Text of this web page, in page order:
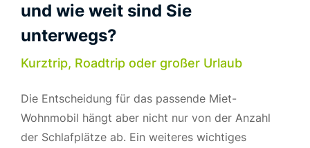
und wie weit sind Sie
unterwegs?
Kurztrip, Roadtrip oder großer Urlaub
Die Entscheidung für das passende Miet-
Wohnmobil hängt aber nicht nur von der Anzahl
der Schlafplätze ab. Ein weiteres wichtiges